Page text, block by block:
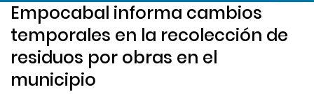
Empocabal informa cambios
temporales en la recolección de
residuos por obras en el
municipio